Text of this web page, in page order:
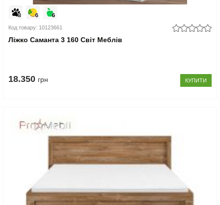
Код товару: 10123661
Ліжко Саманта 3 160 Світ Меблів
18.350 грн КУПИТИ